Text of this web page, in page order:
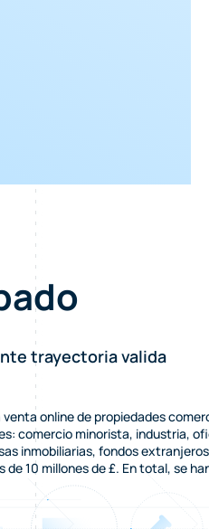
trayectoria valida
online de propiedades
comercio minorista, industria,
inmobiliarias, fondos
10 millones de £. En total, se